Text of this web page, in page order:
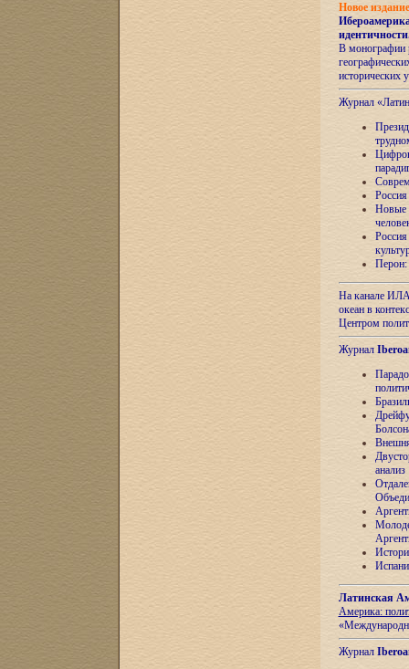
Новое
идентичности
В монографии
исторических
Журнал
Новые
Перон:
На канале
океан в
Центром
Журнал
анализ
Латинская
Америка:
Журнал